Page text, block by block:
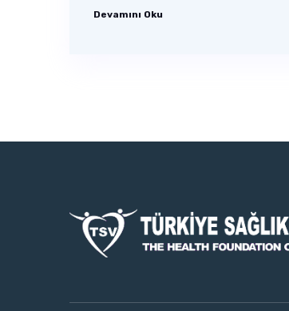
Devamını Oku